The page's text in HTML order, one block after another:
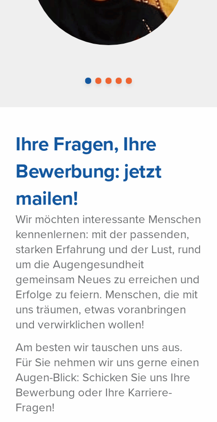
Ihre Fragen, Ihre
Bewerbung: jetzt
mailen!
Wir möchten interessante Menschen
kennenlernen: mit der passenden,
starken Erfahrung und der Lust, rund
um die Augengesundheit
gemeinsam Neues zu erreichen und
Erfolge zu feiern. Menschen, die mit
uns träumen, etwas voranbringen
und verwirklichen wollen!
Am besten wir tauschen uns aus.
Für Sie nehmen wir uns gerne einen
Augen-Blick: Schicken Sie uns Ihre
Bewerbung oder Ihre Karriere-
Fragen!